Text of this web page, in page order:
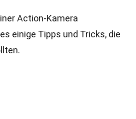
Action-Kamera
einige Tipps und Tricks, die